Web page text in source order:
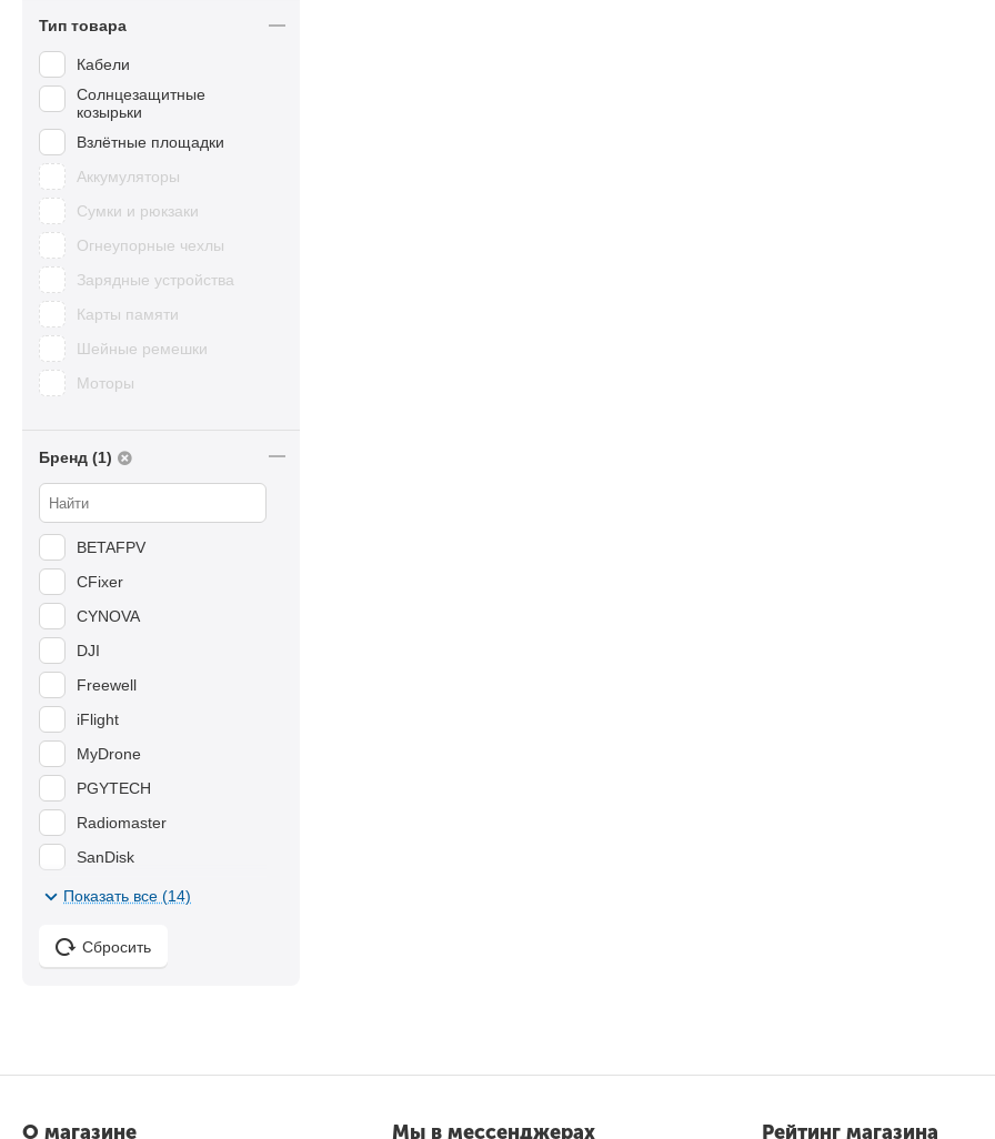
Тип товара
Кабели
Солнцезащитные
козырьки
Взлётные площадки
Аккумуляторы
Сумки и рюкзаки
Огнеупорные чехлы
Зарядные устройства
Карты памяти
Шейные ремешки
Моторы
Бренд (1)
BETAFPV
CFixer
CYNOVA
DJI
Freewell
iFlight
MyDrone
PGYTECH
Radiomaster
SanDisk
SunnyLife
TBS
Показать все (14)
Сбросить
О магазине Мы в мессенджерах Рейтинг магазина